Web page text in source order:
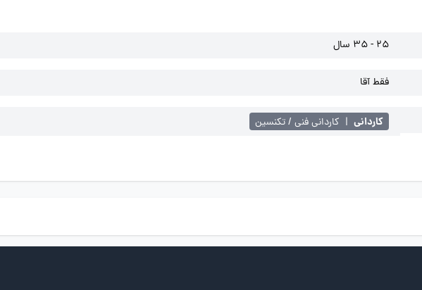
25 - 35 سال
فقط آقا
کاردانی | کاردانی فنی / تکنسین